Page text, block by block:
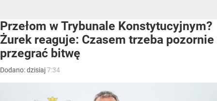
Przełom w Trybunale Konstytucyjnym?
Żurek reaguje: Czasem trzeba pozornie
przegrać bitwę
Dodano:dzisiaj7:34